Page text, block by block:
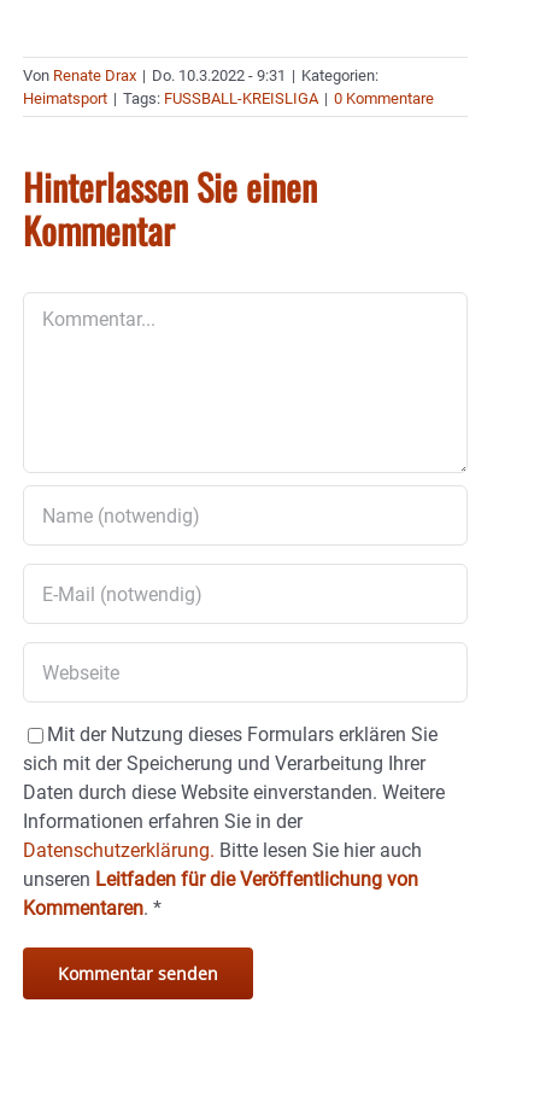
Von Renate Drax | Do. 10.3.2022 - 9:31 | Kategorien:
Heimatsport | Tags: FUSSBALL-KREISLIGA | 0 Kommentare
Hinterlassen Sie einen
Kommentar
Mit der Nutzung dieses Formulars erklären Sie
sich mit der Speicherung und Verarbeitung Ihrer
Daten durch diese Website einverstanden. Weitere
Informationen erfahren Sie in der
Datenschutzerklärung. Bitte lesen Sie hier auch
unseren Leitfaden für die Veröffentlichung von
Kommentaren. *